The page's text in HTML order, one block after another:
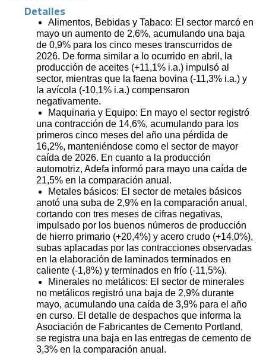
Detalles
Alimentos, Bebidas y Tabaco: El sector marcó en
mayo un aumento de 2,6%, acumulando una baja
de 0,9% para los cinco meses transcurridos de
2026. De forma similar a lo ocurrido en abril, la
producción de aceites (+11,1% i.a.) impulsó al
sector, mientras que la faena bovina (-11,3% i.a.) y
la avícola (-10,1% i.a.) compensaron
negativamente.
Maquinaria y Equipo: En mayo el sector registró
una contracción de 14,6%, acumulando para los
primeros cinco meses del año una pérdida de
16,2%, manteniéndose como el sector de mayor
caída de 2026. En cuanto a la producción
automotriz, Adefa informó para mayo una caída de
21,5% en la comparación anual.
Metales básicos: El sector de metales básicos
anotó una suba de 2,9% en la comparación anual,
cortando con tres meses de cifras negativas,
impulsado por los buenos números de producción
de hierro primario (+20,4%) y acero crudo (+14,0%),
subas aplacadas por las contracciones observadas
en la elaboración de laminados terminados en
caliente (-1,8%) y terminados en frío (-11,5%).
Minerales no metálicos: El sector de minerales
no metálicos registró una baja de 2,9% durante
mayo, acumulando una caída de 3,9% para el año
en curso. El detalle de despachos que informa la
Asociación de Fabricantes de Cemento Portland,
se registra una baja en las entregas de cemento de
3,3% en la comparación anual.